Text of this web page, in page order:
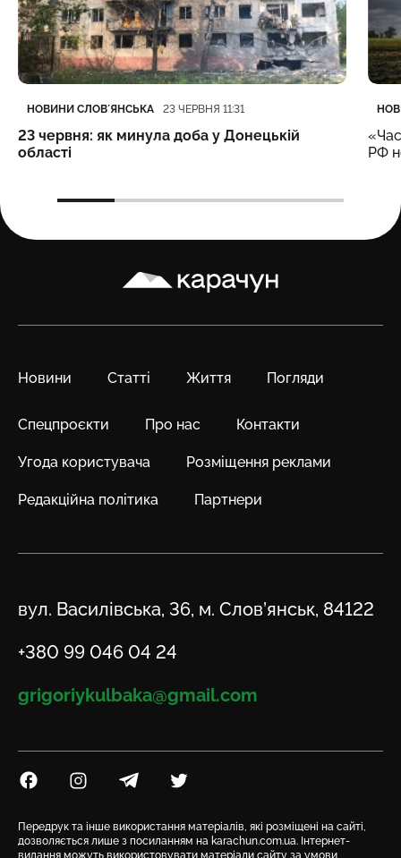
Категорія
НОВИНИ СЛОВʼЯНСЬКА
Дата публікації 23 ЧЕРВНЯ 11:31
23 червня: як минула доба у Донецькій
області
РФ
Карачун
Новини Статті Життя Погляди
Спецпроєкти Про нас Контакти
Угода користувача Розміщення реклами
Редакційна політика Партнери
Адреса
вул. Василівська, 36, м. Слов’янськ, 84122
Телефон
+380 99 046 04 24
Email
grigoriykulbaka@gmail.com
Посилання на Facebook
Посилання на Instagram
Посилання на Telegram
Посилання на Twitter
Передрук та інше використання матеріалів, які розміщені на сайті,
дозволяється лише з посиланням на karachun.com.ua. Інтернет-
видання можуть використовувати матеріали сайту за умови